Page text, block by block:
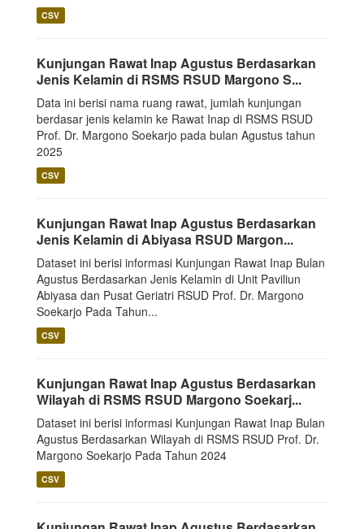
CSV
Kunjungan Rawat Inap Agustus Berdasarkan
Jenis Kelamin di RSMS RSUD Margono S...
Data ini berisi nama ruang rawat, jumlah kunjungan
berdasar jenis kelamin ke Rawat Inap di RSMS RSUD
Prof. Dr. Margono Soekarjo pada bulan Agustus tahun
2025
CSV
Kunjungan Rawat Inap Agustus Berdasarkan
Jenis Kelamin di Abiyasa RSUD Margon...
Dataset ini berisi informasi Kunjungan Rawat Inap Bulan
Agustus Berdasarkan Jenis Kelamin di Unit Paviliun
Abiyasa dan Pusat Geriatri RSUD Prof. Dr. Margono
Soekarjo Pada Tahun...
CSV
Kunjungan Rawat Inap Agustus Berdasarkan
Wilayah di RSMS RSUD Margono Soekarj...
Dataset ini berisi informasi Kunjungan Rawat Inap Bulan
Agustus Berdasarkan Wilayah di RSMS RSUD Prof. Dr.
Margono Soekarjo Pada Tahun 2024
CSV